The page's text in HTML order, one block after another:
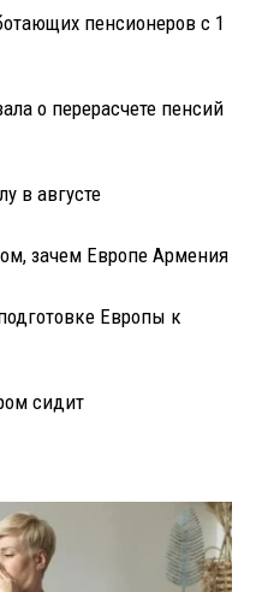
пенсионеров с 1
о перерасчете пенсий
в августе
зачем Европе Армения
Европы к
сидит